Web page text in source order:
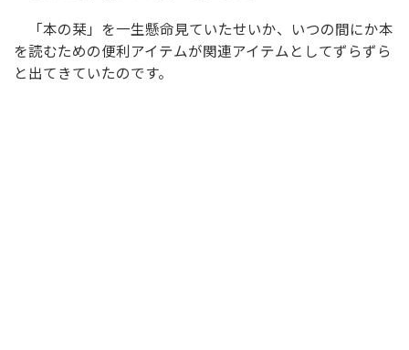
「本の栞」を一生懸命見ていたせいか、いつの間にか本
を読むための便利アイテムが関連アイテムとしてずらずら
と出てきていたのです。